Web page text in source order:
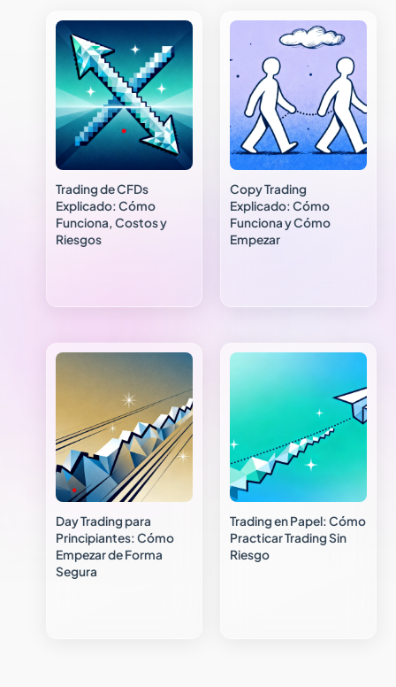
Trading de CFDs
Explicado: Cómo
Funciona, Costos y
Riesgos
Copy Trading
Explicado: Cómo
Funciona y Cómo
Empezar
Day Trading para
Principiantes: Cómo
Empezar de Forma
Segura
Trading en Papel: Cómo
Practicar Trading Sin
Riesgo